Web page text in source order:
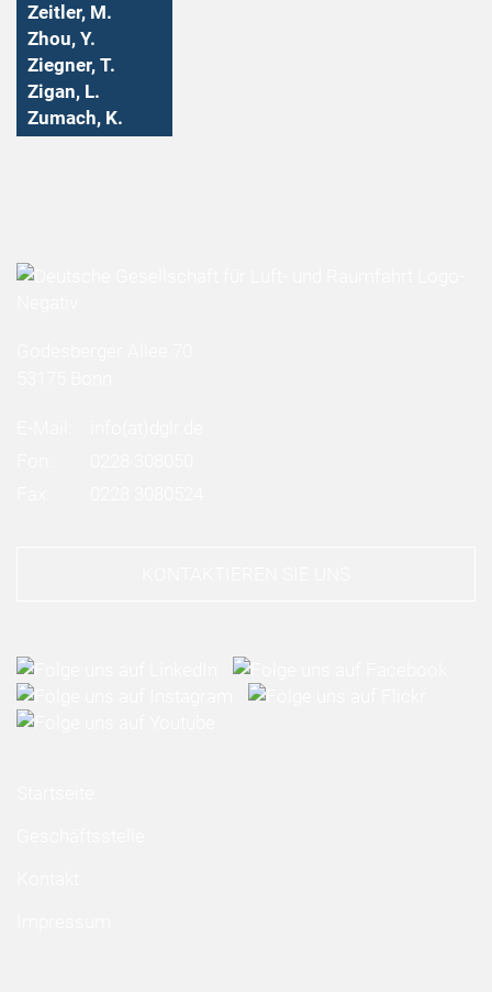
Zeitler, M.
Zhou, Y.
Ziegner, T.
Zigan, L.
Zumach, K.